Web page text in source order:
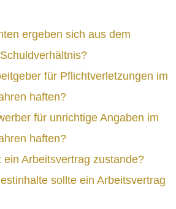
ergeben sich aus dem
für Pflichtverletzungen im
haften?
für unrichtige Angaben im
haften?
ein Arbeitsvertrag zustande?
sollte ein Arbeitsvertrag